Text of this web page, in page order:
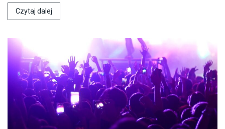
Czytaj dalej